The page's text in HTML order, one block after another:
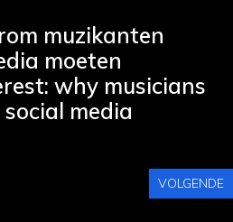
muzikanten
moeten
why musicians
media
VOLGENDE